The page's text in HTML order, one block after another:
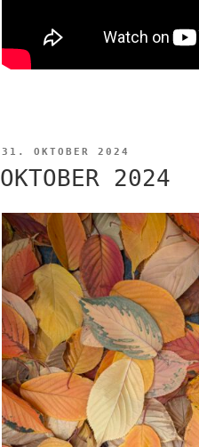
VERÖFFENTLICHT
31. OKTOBER 2024
OKTOBER 2024